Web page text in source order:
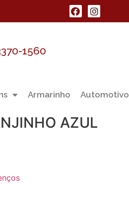
1560
Armarinho Automotivo
AZUL